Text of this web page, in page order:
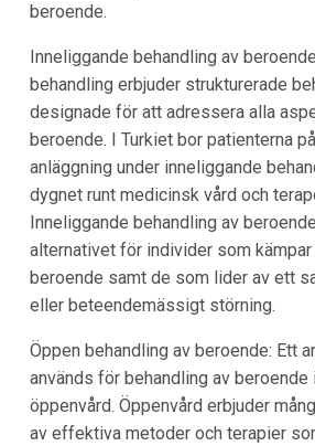
beroende.
Inneliggande behandling av
behandling erbjuder strukturerade
designade för att adressera alla
beroende. I Turkiet bor patienterna
anläggning under inneliggande
dygnet runt medicinsk vård och
Inneliggande behandling av
alternativet för individer som
beroende samt de som lider av ett
eller beteendemässigt störning.
Öppen behandling av beroende: Ett
används för behandling av beroende
öppenvård. Öppenvård erbjuder
av effektiva metoder och terapier